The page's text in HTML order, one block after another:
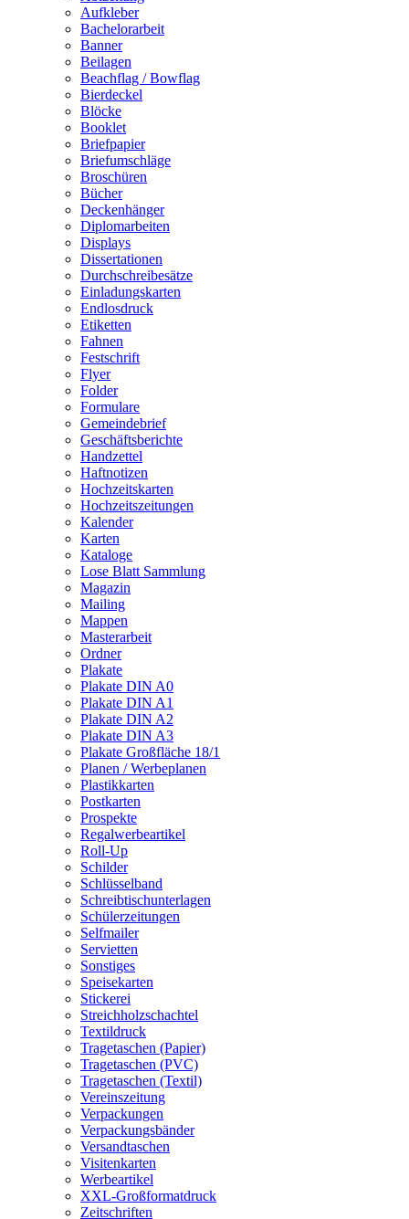
Aufkleber
Bachelorarbeit
Banner
Beilagen
Beachflag / Bowflag
Bierdeckel
Blöcke
Booklet
Briefpapier
Briefumschläge
Broschüren
Bücher
Deckenhänger
Diplomarbeiten
Displays
Dissertationen
Durchschreibesätze
Einladungskarten
Endlosdruck
Etiketten
Fahnen
Festschrift
Flyer
Folder
Formulare
Gemeindebrief
Geschäftsberichte
Handzettel
Haftnotizen
Hochzeitskarten
Hochzeitszeitungen
Kalender
Karten
Kataloge
Lose Blatt Sammlung
Magazin
Mailing
Mappen
Masterarbeit
Ordner
Plakate
Plakate DIN A0
Plakate DIN A1
Plakate DIN A2
Plakate DIN A3
Plakate Großfläche 18/1
Planen / Werbeplanen
Plastikkarten
Postkarten
Prospekte
Regalwerbeartikel
Roll-Up
Schilder
Schlüsselband
Schreibtischunterlagen
Schülerzeitungen
Selfmailer
Servietten
Sonstiges
Speisekarten
Stickerei
Streichholzschachtel
Textildruck
Tragetaschen (Papier)
Tragetaschen (PVC)
Tragetaschen (Textil)
Vereinszeitung
Verpackungen
Verpackungsbänder
Versandtaschen
Visitenkarten
Werbeartikel
XXL-Großformatdruck
Zeitschriften